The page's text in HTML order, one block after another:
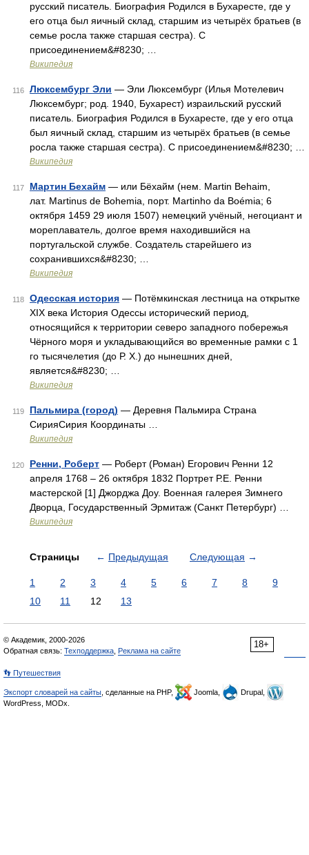
русский писатель. Биография Родился в Бухаресте, где у
его отца был яичный склад, старшим из четырёх братьев (в
семье росла также старшая сестра). С
присоединением&#8230; …
Википедия
116 Люксембург Эли — Эли Люксембург (Илья Мотелевич
Люксембург; род. 1940, Бухарест) израильский русский
писатель. Биография Родился в Бухаресте, где у его отца
был яичный склад, старшим из четырёх братьев (в семье
росла также старшая сестра). С присоединением&#8230; …
Википедия
117 Мартин Бехайм — или Бёхайм (нем. Martin Behaim,
лат. Martinus de Bohemia, порт. Martinho da Boémia; 6
октября 1459 29 июля 1507) немецкий учёный, негоциант и
мореплаватель, долгое время находившийся на
португальской службе. Создатель старейшего из
сохранившихся&#8230; …
Википедия
118 Одесская история — Потёмкинская лестница на открытке
XIX века История Одессы исторический период,
относящийся к территории северо западного побережья
Чёрного моря и укладывающийся во временные рамки с 1
го тысячелетия (до Р. Х.) до нынешних дней,
является&#8230; …
Википедия
119 Пальмира (город) — Деревня Пальмира Страна
СирияСирия Координаты …
Википедия
120 Ренни, Роберт — Роберт (Роман) Егорович Ренни 12
апреля 1768 – 26 октября 1832 Портрет Р.Е. Ренни
мастерской [1] Джорджа Доу. Военная галерея Зимнего
Дворца, Государственный Эрмитаж (Санкт Петербург) …
Википедия
Страницы ← Предыдущая Следующая →
1 2 3 4 5 6 7 8
9
10
11 12 13
18+
© Академик, 2000-2026
Обратная связь: Техподдержка Реклама на сайте
👣 Путешествия
Экспорт словарей на сайты , сделанные на PHP, Joomla,
Drupal,
WordPress, MODx.